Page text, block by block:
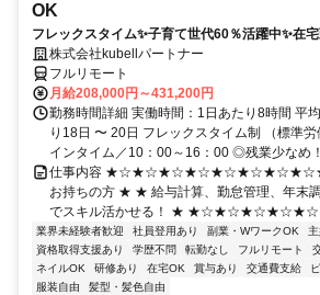
OK
フレックスタイム✨子育て世代60％活躍中✨在
株式会社kubellパートナー
フルリモート
月給208,000円～431,200円
勤務時間詳細 実働時間：1日あたり8時間 平
り18日 〜 20日 フレックスタイム制 （標準
インタイム／10：00～16：00 ◎残業少なめ
仕事内容 ★☆★☆★☆★☆★☆★☆★☆★☆★☆
お持ちの方 ★ ★ 給与計算、勤怠管理、年末
でスキル活かせる！ ★
業界未経験者歓迎 社員登用あり 副業・WワークOK
資格取得支援あり
学歴不問 転勤なし フルリモート
ネイルOK
研修あり 在宅OK 賞与あり 交通費支給
服装自由
髪型・髪色自由